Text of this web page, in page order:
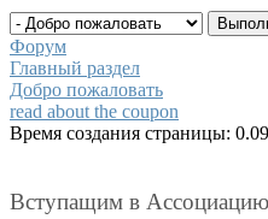
Форум
Главный раздел
Добро пожаловать
read about the coupon
Время создания страницы:
Вступащим в Ассоциацию